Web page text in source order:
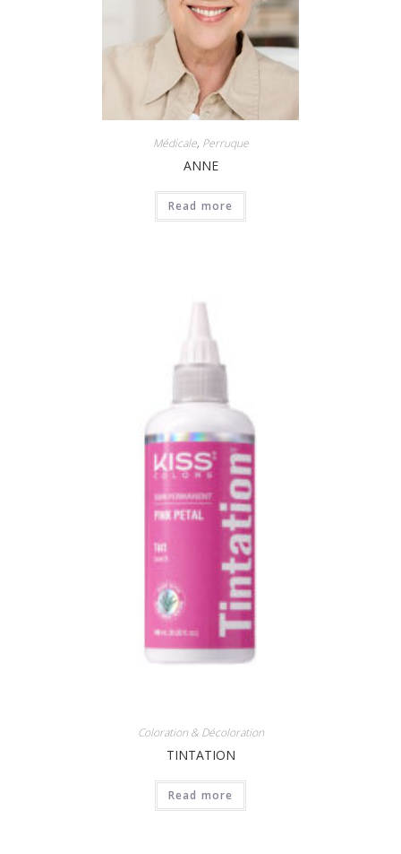
Médicale, Perruque
ANNE
Read more
Coloration & Décoloration
TINTATION
Read more